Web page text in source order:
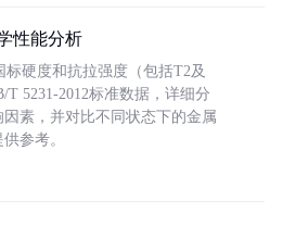
性能分析
硬度和抗拉强度（包括T2及
T 5231-2012标准数据，详细分
素，并对比不同状态下的金属
参考。